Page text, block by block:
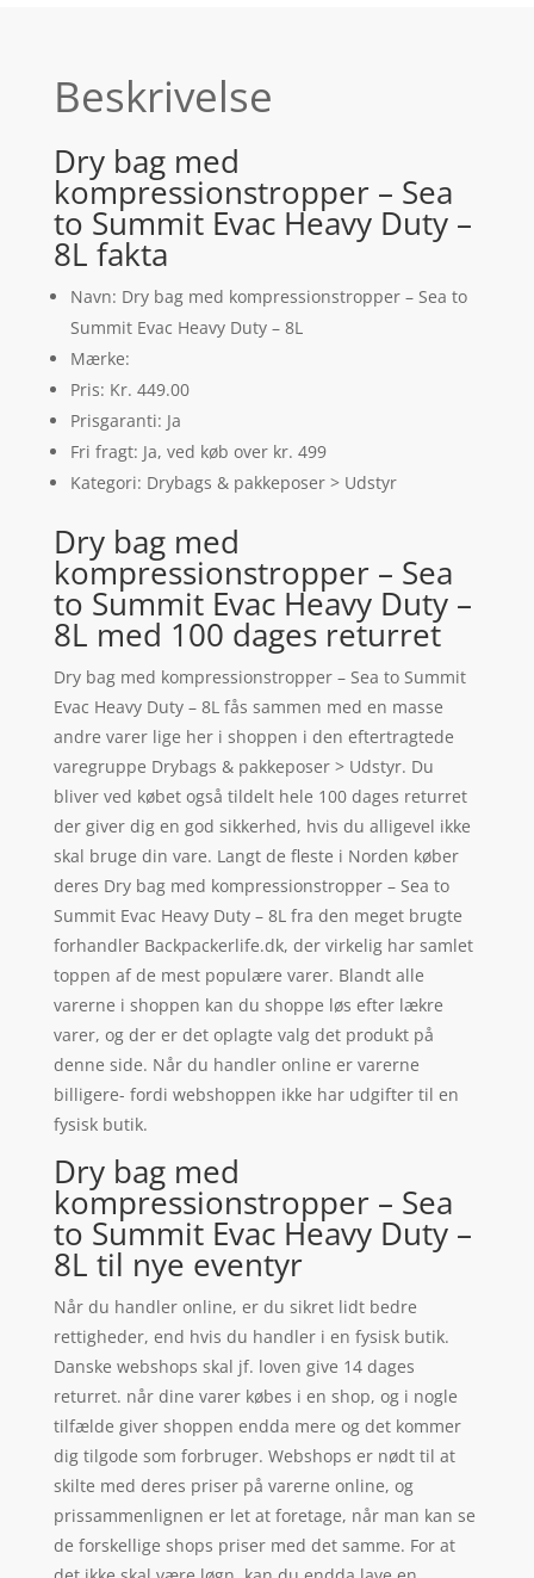
Beskrivelse
Dry bag med
kompressionstropper – Sea
to Summit Evac Heavy Duty –
8L fakta
Navn: Dry bag med kompressionstropper – Sea to
Summit Evac Heavy Duty – 8L
Mærke:
Pris: Kr. 449.00
Prisgaranti: Ja
Fri fragt: Ja, ved køb over kr. 499
Kategori: Drybags & pakkeposer > Udstyr
Dry bag med
kompressionstropper – Sea
to Summit Evac Heavy Duty –
8L med 100 dages returret
Dry bag med kompressionstropper – Sea to Summit
Evac Heavy Duty – 8L fås sammen med en masse
andre varer lige her i shoppen i den eftertragtede
varegruppe Drybags & pakkeposer > Udstyr. Du
bliver ved købet også tildelt hele 100 dages returret
der giver dig en god sikkerhed, hvis du alligevel ikke
skal bruge din vare. Langt de fleste i Norden køber
deres Dry bag med kompressionstropper – Sea to
Summit Evac Heavy Duty – 8L fra den meget brugte
forhandler Backpackerlife.dk, der virkelig har samlet
toppen af de mest populære varer. Blandt alle
varerne i shoppen kan du shoppe løs efter lækre
varer, og der er det oplagte valg det produkt på
denne side. Når du handler online er varerne
billigere- fordi webshoppen ikke har udgifter til en
fysisk butik.
Dry bag med
kompressionstropper – Sea
to Summit Evac Heavy Duty –
8L til nye eventyr
Når du handler online, er du sikret lidt bedre
rettigheder, end hvis du handler i en fysisk butik.
Danske webshops skal jf. loven give 14 dages
returret. når dine varer købes i en shop, og i nogle
tilfælde giver shoppen endda mere og det kommer
dig tilgode som forbruger. Webshops er nødt til at
skilte med deres priser på varerne online, og
prissammenlignen er let at foretage, når man kan se
de forskellige shops priser med det samme. For at